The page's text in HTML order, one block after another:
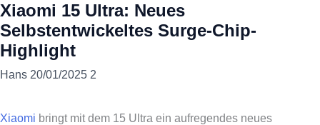
Xiaomi 15 Ultra: Neues
Selbstentwickeltes Surge-Chip-
Highlight
Hans 20/01/2025 2
Xiaomi bringt mit dem 15 Ultra ein aufregendes neues